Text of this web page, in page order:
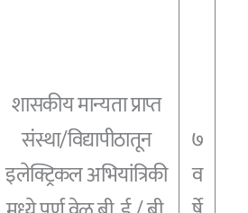
शासकीय मान्यता प्राप्त
संस्था/विद्यापीठातून
इलेक्ट्रिकल अभियांत्रिकी
७
व